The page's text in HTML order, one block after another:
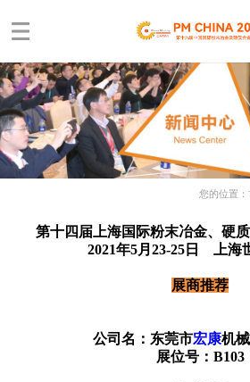
您的位置：
第十四届上海国际粉末冶金、硬
2021年5月23-25日 上海
展商推荐
公司名：东莞市宏康机
展位号：B103